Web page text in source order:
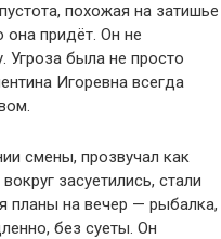
похожая на затишье
она придёт. Он не
Угроза была не просто
Игоревна всегда
смены, прозвучал как
засуетились, стали
планы на вечер — рыбалка,
без суеты. Он